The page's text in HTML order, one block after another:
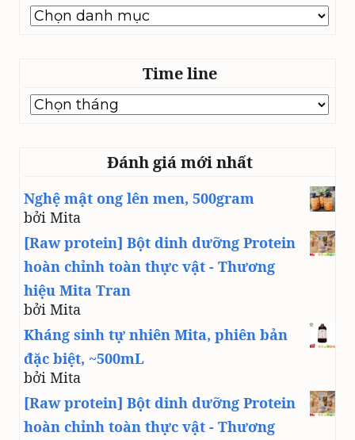
Mục
lục
Time line
Time
line
Đánh giá mới nhất
Nghệ mật ong lên men, 500gram
bởi Mita
[Raw protein] Bột dinh dưỡng Protein
hoàn chỉnh toàn thực vật - Thương
hiệu Mita Tran
bởi Mita
Kháng sinh tự nhiên Mita, phiên bản
đặc biệt, ~500mL
bởi Mita
[Raw protein] Bột dinh dưỡng Protein
hoàn chỉnh toàn thực vật - Thương